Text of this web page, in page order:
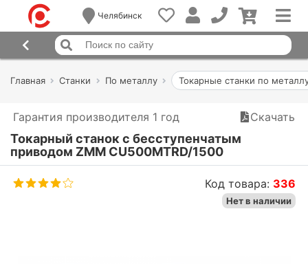
Челябинск
Главная Станки По металлу Токарные станки по
Гарантия производителя 1 год Скачать
Токарный станок с беcступенчатым
приводом ZMM CU500MTRD/1500
Код товара: 336
Нет в наличии